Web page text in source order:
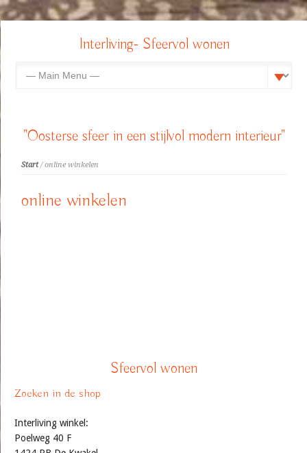
Interliving- Sfeervol wonen
"Oosterse sfeer in een stijlvol modern interieur"
Start/ online winkelen
online winkelen
Sfeervol wonen
Zoeken in de shop
Interliving winkel:
Poelweg 40 F